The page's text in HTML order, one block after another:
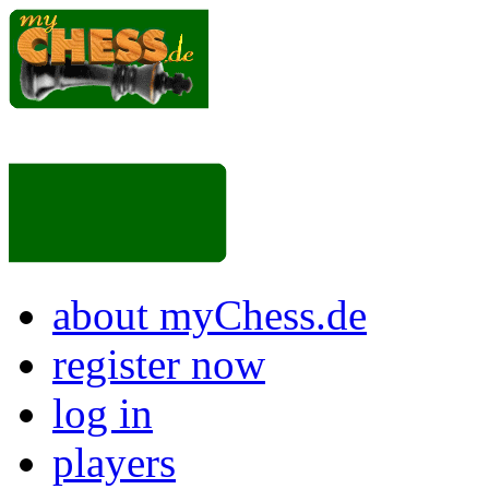
about myChess.de
register now
log in
players